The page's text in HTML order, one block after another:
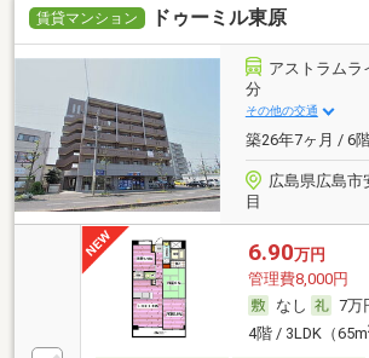
賃貸マンション ドゥーミル東原
アストラムラ
分
その他の交通
築26年7ヶ月 / 6
広島県広島市
目
6.90万円
管理費8,000円
なし
7万
4階 / 3LDK（65m